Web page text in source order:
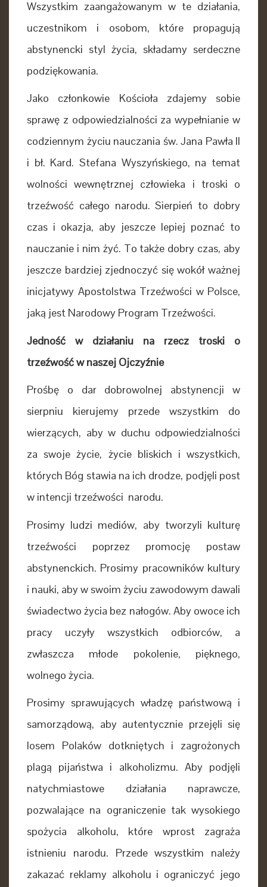
Wszystkim zaangażowanym w te działania,
uczestnikom i osobom, które propagują
abstynencki styl życia, składamy serdeczne
podziękowania.
Jako członkowie Kościoła zdajemy sobie
sprawę z odpowiedzialności za wypełnianie w
codziennym życiu nauczania św. Jana Pawła II
i bł. Kard. Stefana Wyszyńskiego, na temat
wolności wewnętrznej człowieka i troski o
trzeźwość całego narodu. Sierpień to dobry
czas i okazja, aby jeszcze lepiej poznać to
nauczanie i nim żyć. To także dobry czas, aby
jeszcze bardziej zjednoczyć się wokół ważnej
inicjatywy Apostolstwa Trzeźwości w Polsce,
jaką jest Narodowy Program Trzeźwości.
Jedność w działaniu na rzecz troski o
trzeźwość w naszej Ojczyźnie
Prośbę o dar dobrowolnej abstynencji w
sierpniu kierujemy przede wszystkim do
wierzących, aby w duchu odpowiedzialności
za swoje życie, życie bliskich i wszystkich,
których Bóg stawia na ich drodze, podjęli post
w intencji trzeźwości narodu.
Prosimy ludzi mediów, aby tworzyli kulturę
trzeźwości poprzez promocję postaw
abstynenckich. Prosimy pracowników kultury
i nauki, aby w swoim życiu zawodowym dawali
świadectwo życia bez nałogów. Aby owoce ich
pracy uczyły wszystkich odbiorców, a
zwłaszcza młode pokolenie, pięknego,
wolnego życia.
Prosimy sprawujących władzę państwową i
samorządową, aby autentycznie przejęli się
losem Polaków dotkniętych i zagrożonych
plagą pijaństwa i alkoholizmu. Aby podjęli
natychmiastowe działania naprawcze,
pozwalające na ograniczenie tak wysokiego
spożycia alkoholu, które wprost zagraża
istnieniu narodu. Przede wszystkim należy
zakazać reklamy alkoholu i ograniczyć jego